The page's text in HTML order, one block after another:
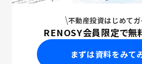
不動産投資はじめてガ
RENOSY会員限定で無
まずは資料をみて